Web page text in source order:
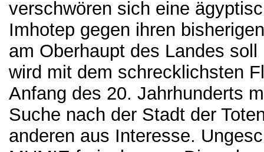
verschwören sich eine
Imhotep gegen ihren
am Oberhaupt des Landes
wird mit dem schrecklichsten
Anfang des 20. Jahrhunderts
Suche nach der Stadt der
anderen aus Interesse.